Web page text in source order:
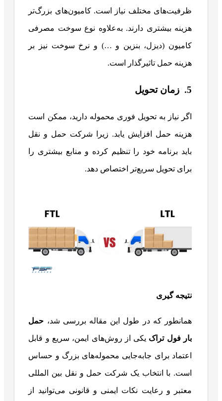
ظرفیت‌های مختلف نیاز است. کامیون‌های بزرگ‌تر
هزینه بیشتری دارند. به‌علاوه نوع سوخت مصرفی
کامیون (دیزل، بنزین و …) و نرخ سوخت نیز بر
هزینه حمل تاثیرگذار است.
5. زمان تحویل
اگر نیاز به تحویل فوری محموله دارید، ممکن است
هزینه حمل افزایش یابد. زیرا شرکت حمل و نقل
باید برنامه خود را تنظیم کرده و منابع بیشتری را
برای تحویل سریع‌تر اختصاص دهد.
نتیجه گیری
همانطور که در طول این مقاله بررسی شد، حمل
بار فول تراک یکی از روش‌های ایمن، سریع و قابل
اعتماد برای جابه‌جایی محموله‌های بزرگ و حساس
است. با انتخاب یک شرکت حمل و نقل بین المللی
معتبر و رعایت نکات ایمنی و قانونی می‌توانید از